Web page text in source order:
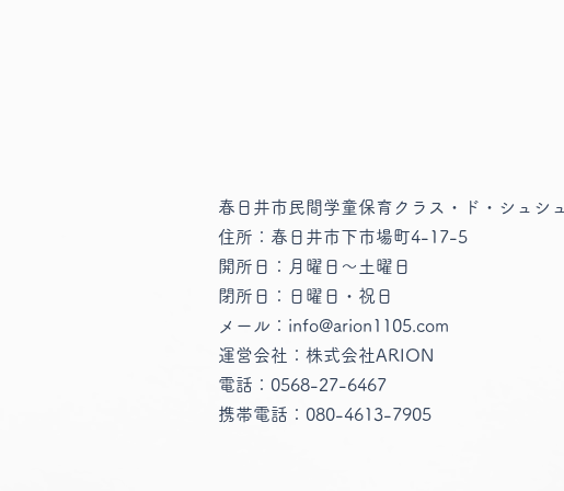
春日井市民間学童保育クラス・ド・シュシュ
住所：春日井市下市場町4-17-5
開所日：月曜日〜土曜日
​閉所日：日曜日・祝日
メール：info@arion1105.com
運営会社：株式会社ARION
電話： 0568-27-6467
​携帯電話： 080-4613-7905